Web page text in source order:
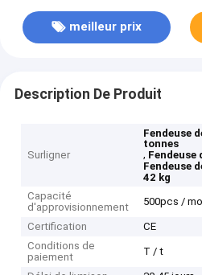
meilleur prix
Description De Produit
Surligner
Fendeuse
tonnes
, Fendeuse
Fendeuse
42 kg
Capacité
d'approvisionnement
500pcs /
Certification
CE
Conditions de
paiement
T / t